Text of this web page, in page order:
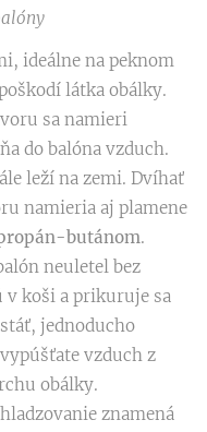
ideálne na peknom
látka obálky.
sa namieri
do balóna vzduch.
leží na zemi. Dvíhať
namieria aj plamene
butánom.
neuletel bez
v koši a prikuruje sa
jednoducho
vzduch z
obálky.
znamená